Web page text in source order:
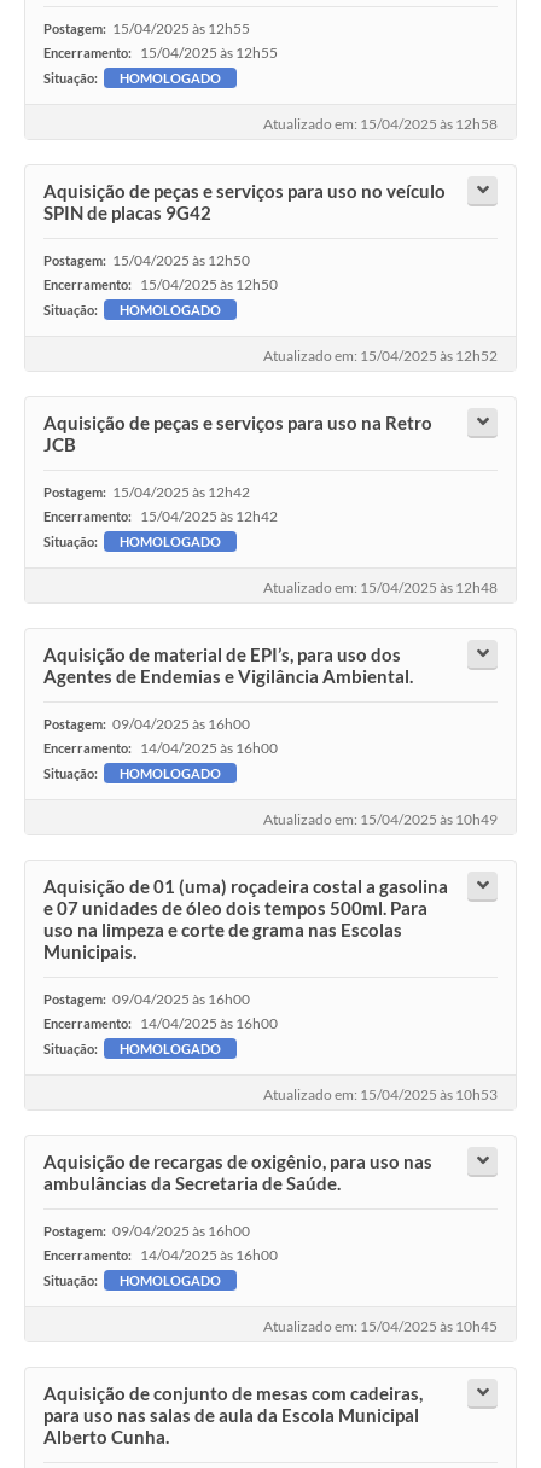
Postagem: 15/04/2025 às 12h55
Encerramento: 15/04/2025 às 12h55
Situação: HOMOLOGADO
Atualizado em: 15/04/2025 às 12h58
Aquisição de peças e serviços para uso no veículo
SPIN de placas 9G42
Postagem: 15/04/2025 às 12h50
Encerramento: 15/04/2025 às 12h50
Situação: HOMOLOGADO
Atualizado em: 15/04/2025 às 12h52
Aquisição de peças e serviços para uso na Retro
JCB
Postagem: 15/04/2025 às 12h42
Encerramento: 15/04/2025 às 12h42
Situação: HOMOLOGADO
Atualizado em: 15/04/2025 às 12h48
Aquisição de material de EPI’s, para uso dos
Agentes de Endemias e Vigilância Ambiental.
Postagem: 09/04/2025 às 16h00
Encerramento: 14/04/2025 às 16h00
Situação: HOMOLOGADO
Atualizado em: 15/04/2025 às 10h49
Aquisição de 01 (uma) roçadeira costal a gasolina
e 07 unidades de óleo dois tempos 500ml. Para
uso na limpeza e corte de grama nas Escolas
Municipais.
Postagem: 09/04/2025 às 16h00
Encerramento: 14/04/2025 às 16h00
Situação: HOMOLOGADO
Atualizado em: 15/04/2025 às 10h53
Aquisição de recargas de oxigênio, para uso nas
ambulâncias da Secretaria de Saúde.
Postagem: 09/04/2025 às 16h00
Encerramento: 14/04/2025 às 16h00
Situação: HOMOLOGADO
Atualizado em: 15/04/2025 às 10h45
Aquisição de conjunto de mesas com cadeiras,
para uso nas salas de aula da Escola Municipal
Alberto Cunha.